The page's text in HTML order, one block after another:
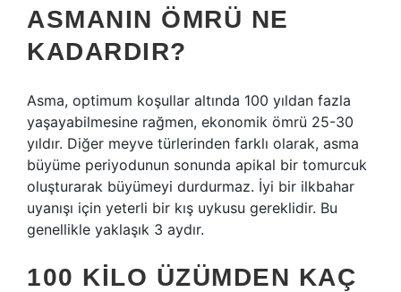
ASMANIN ÖMRÜ NE
KADARDIR?
Asma, optimum koşullar altında 100 yıldan fazla
yaşayabilmesine rağmen, ekonomik ömrü 25-30
yıldır. Diğer meyve türlerinden farklı olarak, asma
büyüme periyodunun sonunda apikal bir tomurcuk
oluşturarak büyümeyi durdurmaz. İyi bir ilkbahar
uyanışı için yeterli bir kış uykusu gereklidir. Bu
genellikle yaklaşık 3 aydır.
100 KILO ÜZÜMDEN KAÇ